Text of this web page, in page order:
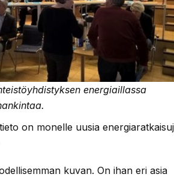
energiaillassa
on monelle uusia
kuvan. On ihan eri asia